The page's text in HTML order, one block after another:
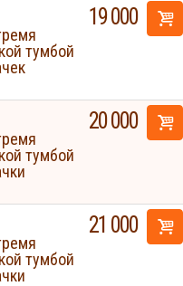
тумбой
19 000
тумбой
20 000
тумбой
21 000